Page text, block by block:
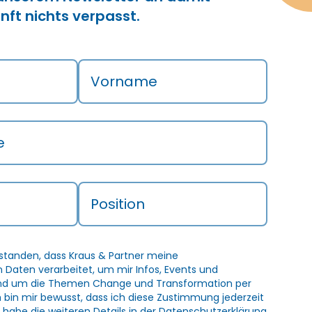
nichts verpasst.
Vorname
Position
dass Kraus & Partner meine
Daten verarbeitet, um mir Infos, Events und
um die Themen Change und Transformation per
bin mir bewusst, dass ich diese Zustimmung jederzeit